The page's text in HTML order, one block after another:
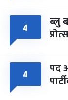
४ ब्लु
४ पद